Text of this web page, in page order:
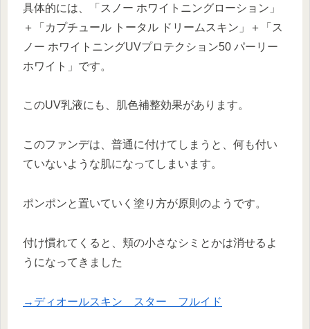
具体的には、「スノー ホワイトニングローション」
＋「カプチュール トータル ドリームスキン」＋「ス
ノー ホワイトニングUVプロテクション50 パーリー
ホワイト」です。
このUV乳液にも、肌色補整効果があります。
このファンデは、普通に付けてしまうと、何も付い
ていないような肌になってしまいます。
ポンポンと置いていく塗り方が原則のようです。
付け慣れてくると、頬の小さなシミとかは消せるよ
うになってきました
→ディオールスキン スター フルイド